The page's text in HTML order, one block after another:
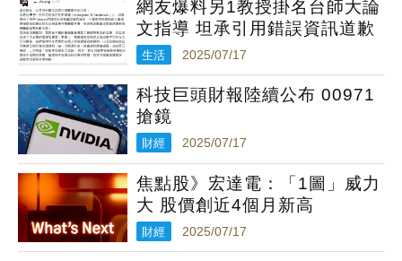
網友爆料另1教授掛名台師大論
文指導 坦承引用錯誤資訊道歉
生活 2025/07/17
科技巨頭財報陸續公布 00971
搶鏡
財經 2025/07/17
焦點股》宏達電：「1圖」威力
大 股價創近4個月新高
財經 2025/07/17